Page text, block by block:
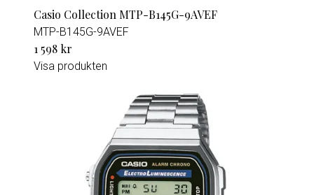
Casio Collection MTP-B145G-9AVEF
MTP-B145G-9AVEF
1 598 kr
Visa produkten